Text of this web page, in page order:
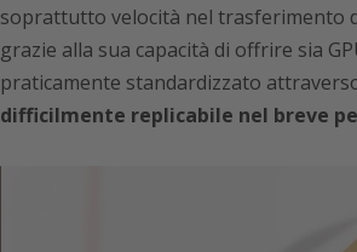
soprattutto velocità nel trasferimento
grazie alla sua capacità di offrire sia
praticamente standardizzato
difficilmente replicabile nel breve